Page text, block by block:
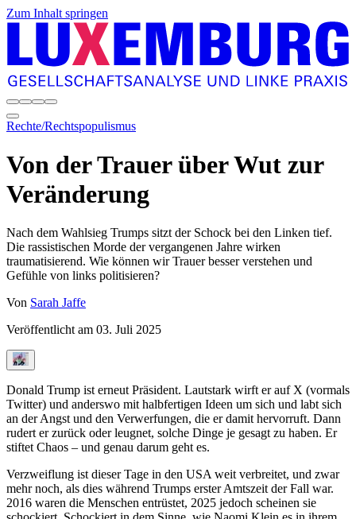
Zum Inhalt springen
Rechte/Rechtspopulismus
Von der Trauer über Wut zur
Veränderung
Nach dem Wahlsieg Trumps sitzt der Schock bei den Linken tief.
Die rassistischen Morde der vergangenen Jahre wirken
traumatisierend. Wie können wir Trauer besser verstehen und
Gefühle von links politisieren?
Von Sarah Jaffe
Veröffentlicht am 03. Juli 2025
Donald Trump ist erneut Präsident. Lautstark wirft er auf X (vormals
Twitter) und anderswo mit halbfertigen Ideen um sich und labt sich
an der Angst und den Verwerfungen, die er damit hervorruft. Dann
rudert er zurück oder leugnet, solche Dinge je gesagt zu haben. Er
stiftet Chaos – und genau darum geht es.
Verzweiflung ist dieser Tage in den USA weit verbreitet, und zwar
mehr noch, als dies während Trumps erster Amtszeit der Fall war.
2016 waren die Menschen entrüstet, 2025 jedoch scheinen sie